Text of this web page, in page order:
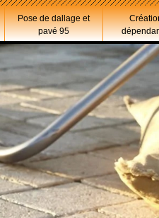
Pose de dallage et
pavé 95